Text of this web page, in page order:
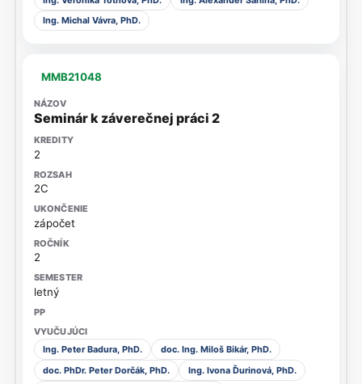
Ing. Michal Vávra, PhD.
MMB21048
Seminár k záverečnej práci 2
2
2C
zápočet
2
letný
Ing. Peter Badura, PhD.
doc. Ing. Miloš Bikár, PhD.
doc. PhDr. Peter Dorčák, PhD.
Ing. Ivona Ďurinová, PhD.